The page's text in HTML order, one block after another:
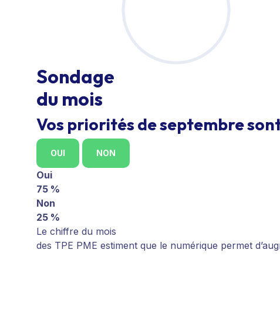
Sondage
du mois
Vos priorités de septembre
OUI NON
Oui
75 %
Non
25 %
Le chiffre du mois
des TPE PME estiment que le numérique permet